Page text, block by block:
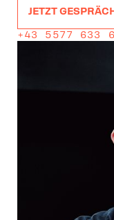
JETZT
+43 5577 633